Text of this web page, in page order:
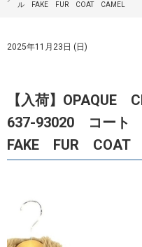
ル FAKE FUR COAT CAMEL
2025年11月23日 (日)
【入荷】OPAQUE
637-93020 コー
FAKE FUR COAT